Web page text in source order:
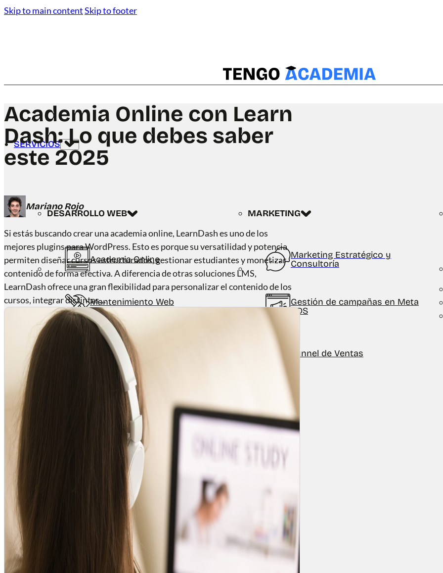
Skip to main contentSkip to footer
SERVICIOS
DESARROLLO WEB
Academia Online
Mantenimiento Web
Academias Online
MARKETING
Marketing Estratégico y
Consultoría
Gestión de campañas en Meta
ADS
Funnel de Ventas
NOSOTROS
CONTACTAR
Agenda llamada estratégica
Academia Online con Learn
Dash: Lo que debes saber
este 2025
Mariano Rojo
Si estás buscando crear una academia online, LearnDash es uno de los
mejores plugins para WordPress. Esto es porque su versatilidad y potencia
permiten diseñar cursos estructurados, gestionar estudiantes y monetizar
contenido de forma efectiva. A diferencia de otras soluciones LMS,
LearnDash ofrece una gran flexibilidad para personalizar el contenido de los
cursos, integrar distintas…